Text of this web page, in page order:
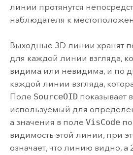
линии протянутся
наблюдателя к
Выходные 3D линии хранят
для каждой линии взгляда,
видима или невидима, и по
каждой линии взгляда,
Поле SourceOIDпоказывает
используемый для
а значения в поле VisCode
видимость этой линии, при
означает, что линию видно, а